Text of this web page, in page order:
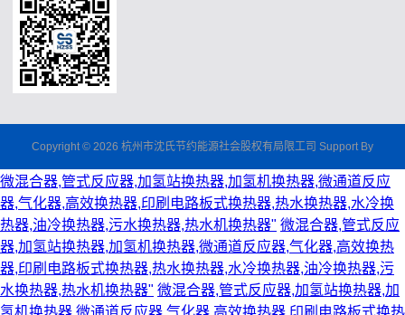
Copyright © 2026 杭州市沈氏节约能源社会股权有局限工司 Support By
微混合器,管式反应器,加氢站换热器,加氢机换热器,微通道反应
器,气化器,高效换热器,印刷电路板式换热器,热水换热器,水冷换
热器,油冷换热器,污水换热器,热水机换热器" 微混合器,管式反应
器,加氢站换热器,加氢机换热器,微通道反应器,气化器,高效换热
器,印刷电路板式换热器,热水换热器,水冷换热器,油冷换热器,污
水换热器,热水机换热器" 微混合器,管式反应器,加氢站换热器,加
氢机换热器,微通道反应器,气化器,高效换热器,印刷电路板式换热